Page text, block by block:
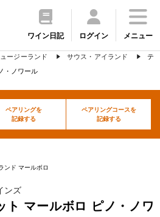
ワイン日記 ログイン メニュー
ュージーランド サウス・アイランド
テ
・ノワール
ペアリングを
記録する
ペアリングコースを
記録する
ンド マールボロ
ンズ
ト マールボロ ピノ・ノワ